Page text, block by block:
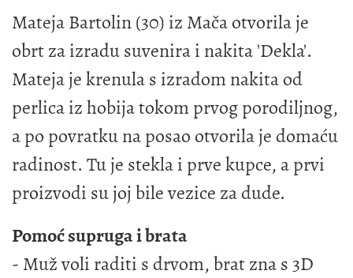
Mateja Bartolin (30) iz Mača otvorila je
obrt za izradu suvenira i nakita 'Dekla'.
Mateja je krenula s izradom nakita od
perlica iz hobija tokom prvog porodiljnog,
a po povratku na posao otvorila je domaću
radinost. Tu je stekla i prve kupce, a prvi
proizvodi su joj bile vezice za dude.
Pomoć supruga i brata
- Muž voli raditi s drvom, brat zna s 3D